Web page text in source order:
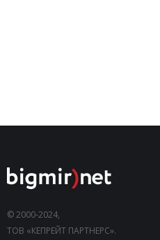
© 2000-2024,
ТОВ «КЕПРЕЙТ ПАРТНЕРС».